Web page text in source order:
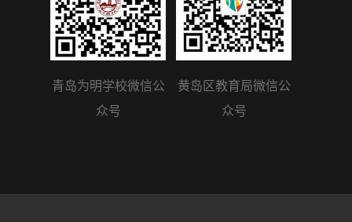
青岛为明学校微信公
众号
黄岛区教育局微信公
众号